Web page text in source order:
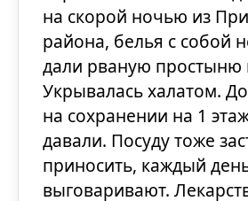
на скорой ночью из
района, белья с собой
дали рваную простыню
Укрывалась халатом.
на сохранении на 1
давали. Посуду тоже
приносить, каждый
выговаривают.